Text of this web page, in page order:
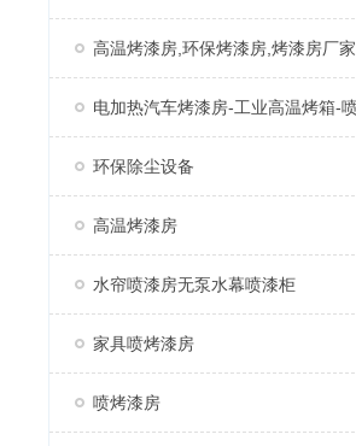
高温烤漆房,环保烤漆房,烤漆房厂家
环保除尘设备
高温烤漆房
水帘喷漆房无泵水幕喷漆柜
家具喷烤漆房
喷烤漆房